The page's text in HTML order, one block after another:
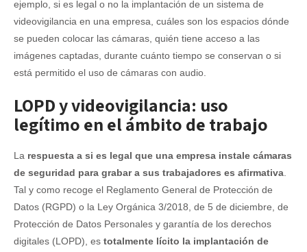
ejemplo, si es legal o no la implantación de un sistema de
videovigilancia en una empresa, cuáles son los espacios dónde
se pueden colocar las cámaras, quién tiene acceso a las
imágenes captadas, durante cuánto tiempo se conservan o si
está permitido el uso de cámaras con audio.
LOPD y videovigilancia: uso
legítimo en el ámbito de trabajo
La respuesta a si es legal que una empresa instale cámaras
de seguridad para grabar a sus trabajadores es afirmativa
Tal y como recoge el Reglamento General de Protección de
Datos (RGPD) o la Ley Orgánica 3/2018, de 5 de diciembre, de
Protección de Datos Personales y garantía de los derechos
digitales (LOPD), es totalmente lícito la implantación de